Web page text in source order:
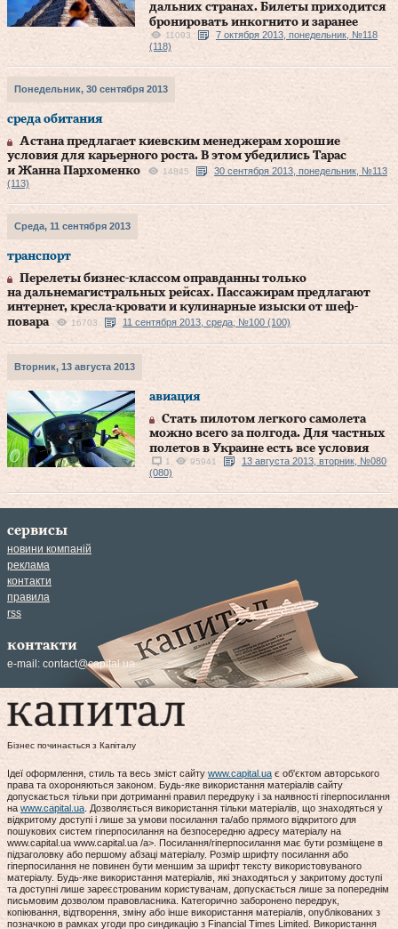
дальних странах. Билеты приходится
бронировать инкогнито и заранее
11093
7 октября 2013, понедельник, №118
(118)
Понедельник, 30 сентября 2013
среда обитания
Астана предлагает киевским менеджерам хорошие
условия для карьерного роста. В этом убедились Тарас
и Жанна Пархоменко
14845
30 сентября 2013, понедельник, №113
(113)
Среда, 11 сентября 2013
транспорт
Перелеты бизнес-классом оправданны только
на дальнемагистральных рейсах. Пассажирам предлагают
интернет, кресла-кровати и кулинарные изыски от шеф-
повара
16703 11 сентября 2013, среда, №100 (100)
Вторник, 13 августа 2013
авиация
Стать пилотом легкого самолета
можно всего за полгода. Для частных
полетов в Украине есть все условия
1 95941
13 августа 2013, вторник, №080
(080)
сервисы
новини компаній
реклама
контакти
правила
rss
контакти
e-mail: contact@capital.ua
Бізнес починається з Капіталу
Ідеї оформлення, стиль та весь зміст сайту www.capital.ua є об'єктом авторського
права та охороняються законом. Будь-яке використання матеріалів сайту
допускається тільки при дотриманні правил передруку і за наявності гіперпосилання
на www.capital.ua . Дозволяється використання тільки матеріалів, що знаходяться у
відкритому доступі і лише за умови посилання та/або прямого відкритого для
пошукових систем гіперпосилання на безпосередню адресу матеріалу на
www.capital.ua www.capital.ua /a>. Посилання/гіперпосилання має бути розміщене в
підзаголовку або першому абзаці матеріалу. Розмір шрифту посилання або
гіперпосилання не повинен бути меншим за шрифт тексту використовуваного
матеріалу. Будь-яке використання матеріалів, які знаходяться у закритому доступі
та доступні лише зареєстрованим користувачам, допускається лише за попереднім
письмовим дозволом правовласника. Категорично заборонено передрук,
копіювання, відтворення, зміну або інше використання матеріалів, опублікованих з
позначкою в рамках угоди про синдикацію з Financial Times Limited. Використання